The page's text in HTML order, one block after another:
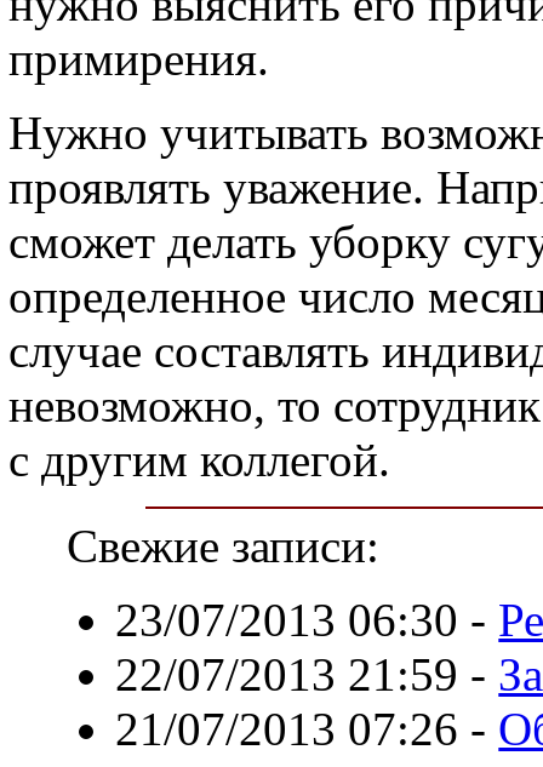
примирения.
Нужно учитывать
проявлять уважение.
сможет делать уборку
определенное число
случае составлять
невозможно, то
с другим коллегой.
Свежие записи:
23/07/2013 06:30 -
22/07/2013 21:59 -
21/07/2013 07:26 -